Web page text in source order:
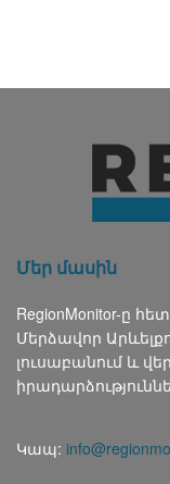
Մեր մասին
RegionMonitor-ը
Մերձավոր
լուսաբանում և
Կապ: